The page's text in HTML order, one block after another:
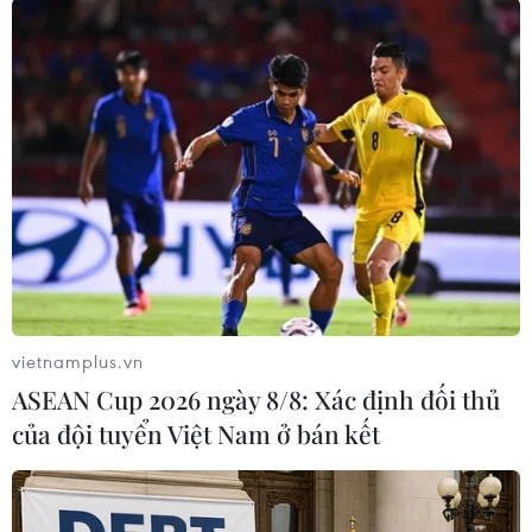
(TTXVN/Vietnam+)
#Hòa bình
Palestine
vietnamplus.vn
ASEAN Cup 2026 ngày 8/8: Xác định đối thủ
của đội tuyển Việt Nam ở bán kết